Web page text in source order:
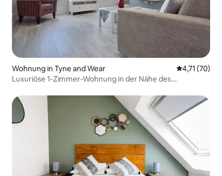
Wohnung in Tyne and Wear
4,71 (70)
Luxuriöse 1-Zimmer-Wohnung in der Nähe des